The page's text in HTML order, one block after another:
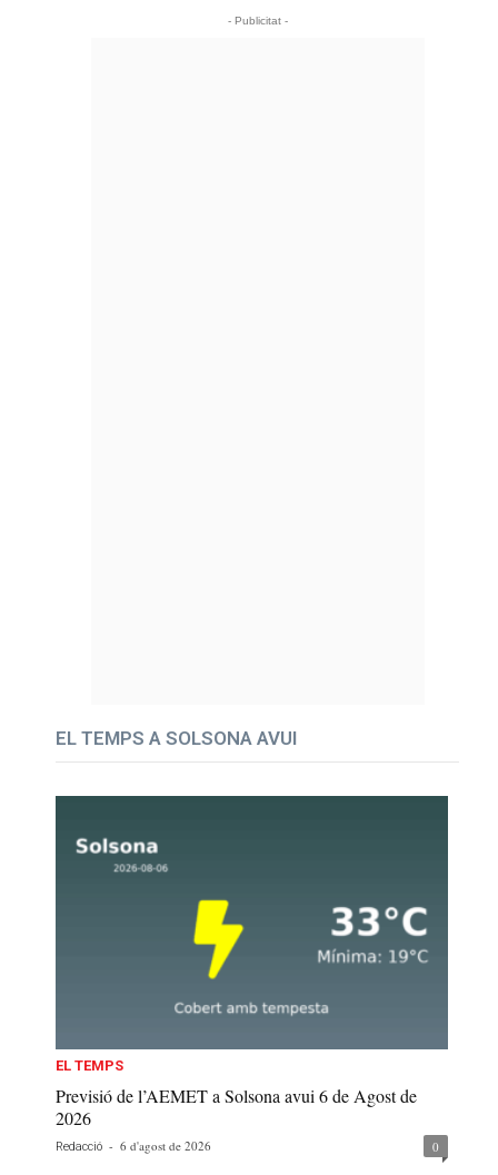
- Publicitat -
EL TEMPS A SOLSONA AVUI
EL TEMPS
Previsió de l’AEMET a Solsona avui 6 de Agost de
2026
Redacció - 6 d'agost de 2026 0